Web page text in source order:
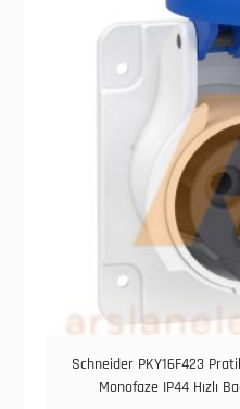
Schneider PKY16F423
Monofaze IP44 Hızlı